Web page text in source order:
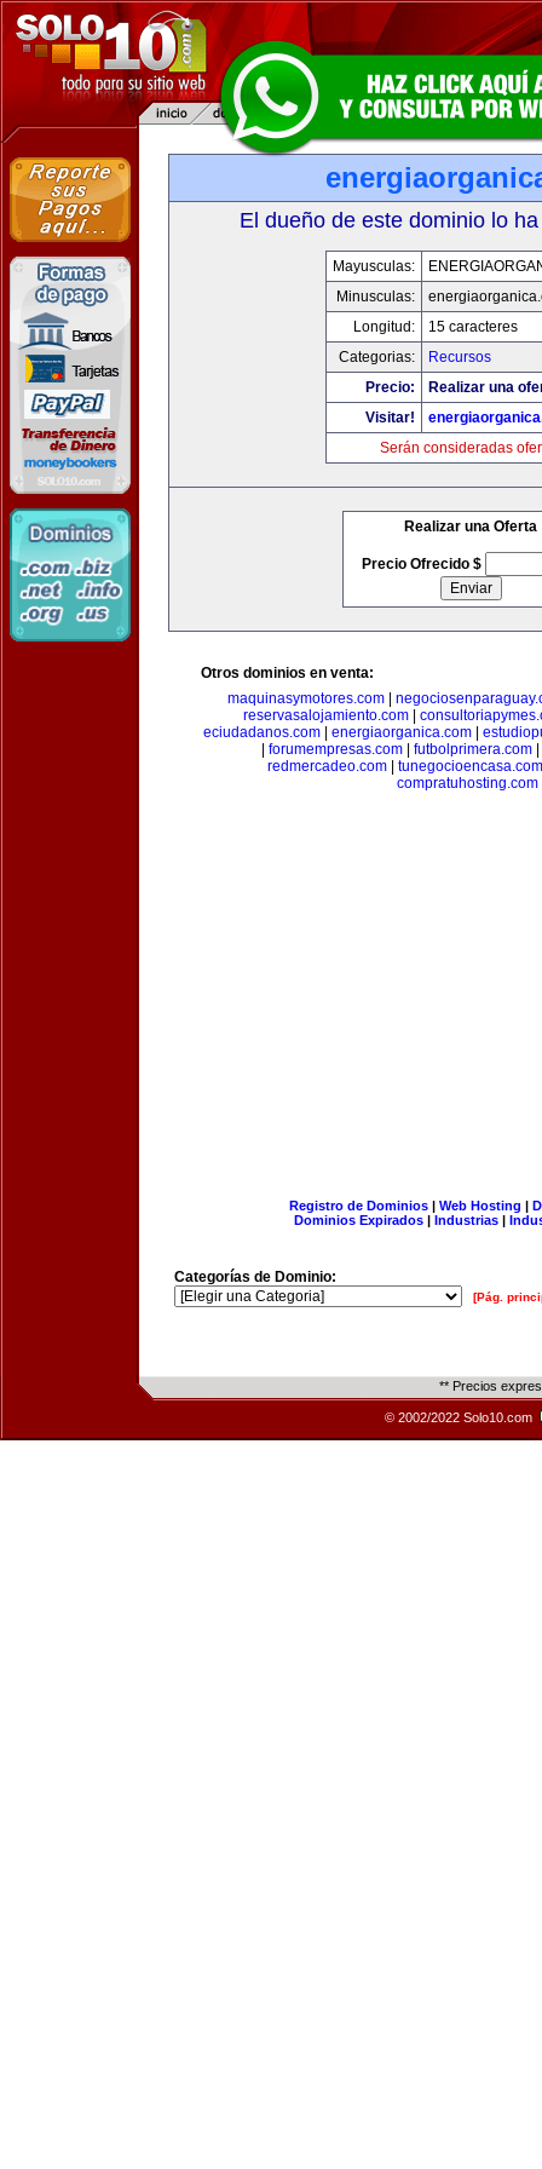
El dueño de este dominio lo
Mayusculas:
Minusculas:
Longitud:
15 caracteres
Categorias:
Recursos
Precio:
Realizar una
Visitar!
Serán consideradas
Realizar una Oferta
Precio Ofrecido $
Otros dominios en venta:
maquinasymotores.com|
reservasalojamiento.com
eciudadanos.com| energiaorganica.com|
forumempresas.com futbolprimera.com
redmercadeo.com| tunegocioencasa.com
compratuhosting.com
Registro de Dominios| Web Hosting |
Dominios Expirados | Industrias |
Categorías de Dominio:
[Pág.
** Precios
© 2002/2022 Solo10.com